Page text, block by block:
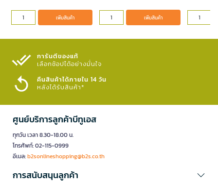
เพิ่มสินค้า เพิ่มสินค้า
การันตีของแท้
เลือกช้อปได้อย่างมั่นใจ​
คืนสินค้าได้ภายใน 14 วัน
หลังได้รับสินค้า*
ศูนย์บริการลูกค้าบีทูเอส
ทุกวัน เวลา 8.30-18.00 น.
โทรศัพท์: 02-115-0999
อีเมล:b2sonlineshopping@b2s.co.th
การสนับสนุนลูกค้า